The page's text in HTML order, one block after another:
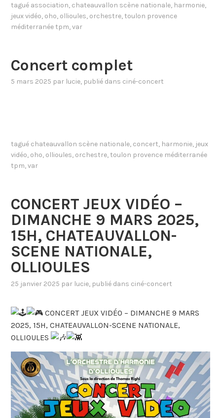
tagué association, chateauvallon scène nationale, harmonie,
jeux vidéo, oho, ollioules, orchestre, toulon provence
méditerranée tpm,var
Concert complet
5 mars 2025 par lucie, publié dans ciné-concert
tagué chateauvallon scène nationale, concert, harmonie, jeux
vidéo, oho, ollioules, orchestre, toulon provence méditerranée
tpm,var
CONCERT JEUX VIDÉO –
DIMANCHE 9 MARS 2025,
15H, CHATEAUVALLON-
SCENE NATIONALE,
OLLIOULES
25 janvier 2025 par lucie, publié dans ciné-concert
CONCERT JEUX VIDÉO – DIMANCHE 9 MARS
2025, 15H, CHATEAUVALLON-SCENE NATIONALE,
OLLIOULES